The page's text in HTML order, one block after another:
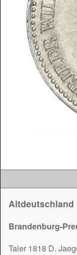
Altdeutschland
Brandenburg-
Taler 1818 D.